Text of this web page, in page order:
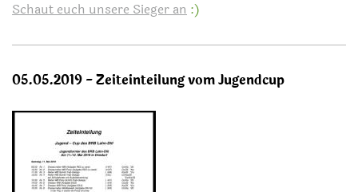
Schaut euch unsere Sieger an :)
05.05.2019 - Zeiteinteilung vom Jugendcup